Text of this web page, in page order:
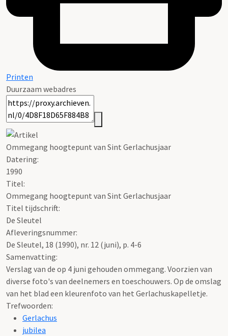
Printen
Duurzaam webadres
Ommegang hoogtepunt van Sint Gerlachusjaar
Datering:
1990
Titel:
Ommegang hoogtepunt van Sint Gerlachusjaar
Titel tijdschrift:
De Sleutel
Afleveringsnummer:
De Sleutel, 18 (1990), nr. 12 (juni), p. 4-6
Samenvatting:
Verslag van de op 4 juni gehouden ommegang. Voorzien van
diverse foto's van deelnemers en toeschouwers. Op de omslag
van het blad een kleurenfoto van het Gerlachuskapelletje.
Trefwoorden:
Gerlachus
jubilea